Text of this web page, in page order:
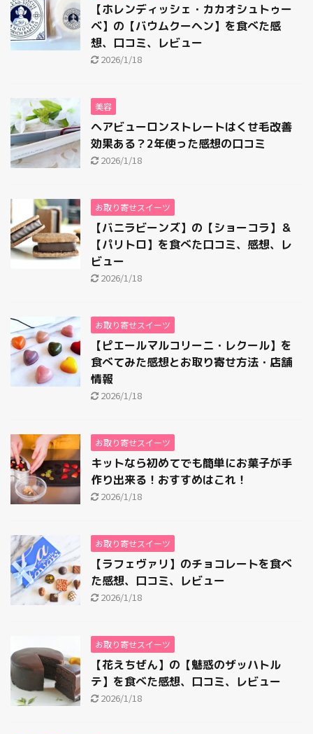
【ホレンディッシェ・カカオシュトゥー
ベ】の【バウムクーヘン】を食べた感
想、口コミ、レビュー
2026/1/18
美容
ヘアビューロンストレートはくせ毛改善
効果ある？2年使った感想の口コミ
2026/1/18
お取り寄せスイーツ
【バニラビーンズ】の【ショーコラ】＆
【パリトロ】を食べた口コミ、感想、レ
ビュー
2026/1/18
お取り寄せスイーツ
【ピエールマルコリーニ・レクール】を
食べてみた感想とお取り寄せ方法・店舗
情報
2026/1/18
お取り寄せスイーツ
キットなら初めてでも簡単にお菓子が手
作り出来る！おすすめはこれ！
2026/1/18
お取り寄せスイーツ
【ラフェヴァリ】のチョコレートを食べ
た感想、口コミ、レビュー
2026/1/18
お取り寄せスイーツ
【花えちぜん】の【魅惑のザッハトル
テ】を食べた感想、口コミ、レビュー
2026/1/18